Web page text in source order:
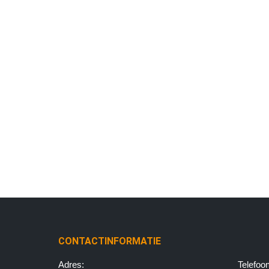
CONTACTINFORMATIE
Adres: